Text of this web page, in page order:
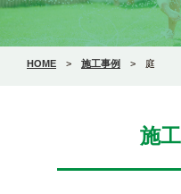
HOME > 施工事例 > 庭
施